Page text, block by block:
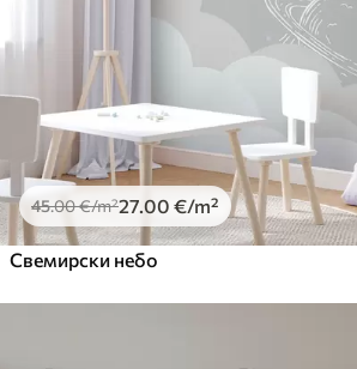
45.00€/m²27.00 €/m²
Свемирски небо